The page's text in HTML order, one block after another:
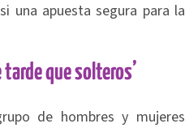
una apuesta segura para la
que solteros’
de hombres y mujeres